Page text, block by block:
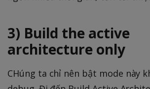
3) Build the active
architecture only
CHúng ta chỉ nên bật mode này